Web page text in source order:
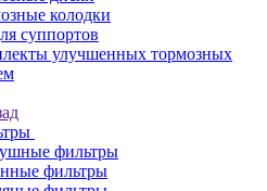
колодки
суппортов
улучшенных тормозных
фильтры
фильтры